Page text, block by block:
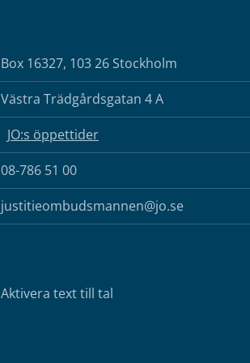
Box 16327, 103 26 Stockholm
Västra Trädgårdsgatan 4 A
JO:s öppettider
08-786 51 00
justitieombudsmannen@jo.se
Aktivera text till tal